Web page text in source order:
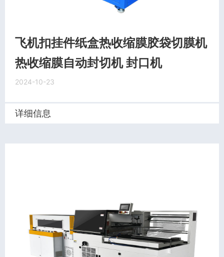
飞机扣挂件纸盒热收缩膜胶袋切膜机
热收缩膜自动封切机 封口机
2024-10-23
详细信息